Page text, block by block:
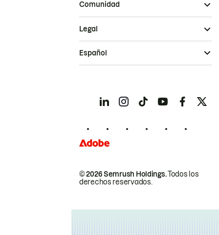
Comunidad
© 2026 Semrush Holdings.Todos los
derechos reservados.
Legal
Español